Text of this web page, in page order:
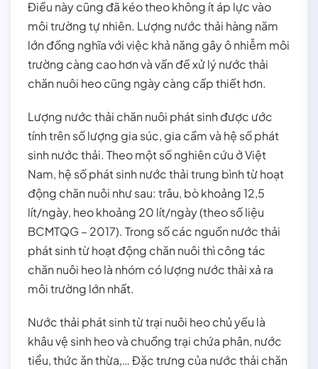
Điều này cũng đã kéo theo không ít áp lực vào
môi trường tự nhiên. Lượng nước thải hàng năm
lớn đồng nghĩa với việc khả năng gây ô nhiễm môi
trường càng cao hơn và vấn đề xử lý nước thải
chăn nuôi heo cũng ngày càng cấp thiết hơn.
Lượng nước thải chăn nuôi phát sinh được ước
tính trên số lượng gia súc, gia cầm và hệ số phát
sinh nước thải. Theo một số nghiên cứu ở Việt
Nam, hệ số phát sinh nước thải trung bình từ hoạt
động chăn nuôi như sau: trâu, bò khoảng 12,5
lít/ngày, heo khoảng 20 lít/ngày (theo số liệu
BCMTQG – 2017). Trong số các nguồn nước thải
phát sinh từ hoạt động chăn nuôi thì công tác
chăn nuôi heo là nhóm có lượng nước thải xả ra
môi trường lớn nhất.
Nước thải phát sinh từ trại nuôi heo chủ yếu là
khâu vệ sinh heo và chuồng trại chứa phân, nước
tiểu, thức ăn thừa,… Đặc trưng của nước thải chăn